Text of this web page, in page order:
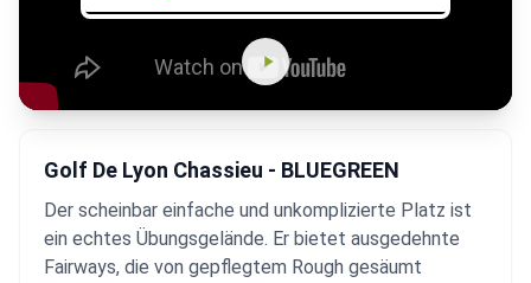
Golf De Lyon Chassieu - BLUEGREEN
Der scheinbar einfache und unkomplizierte Platz ist
ein echtes Übungsgelände. Er bietet ausgedehnte
Fairways, die von gepflegtem Rough gesäumt